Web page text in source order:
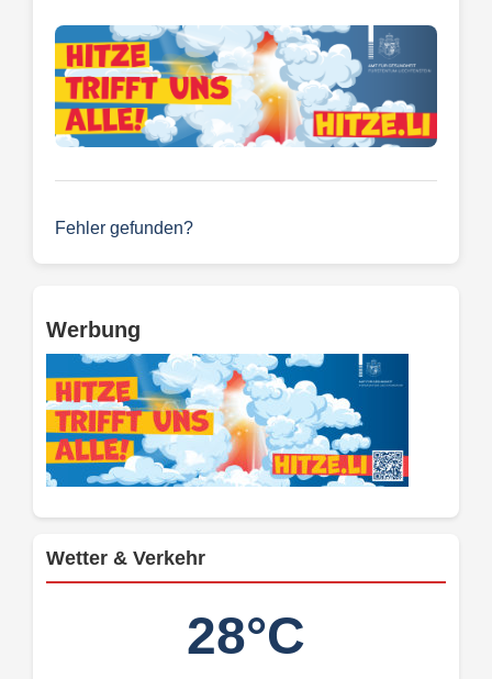
Fehler gefunden?
Werbung
Wetter & Verkehr
28°C